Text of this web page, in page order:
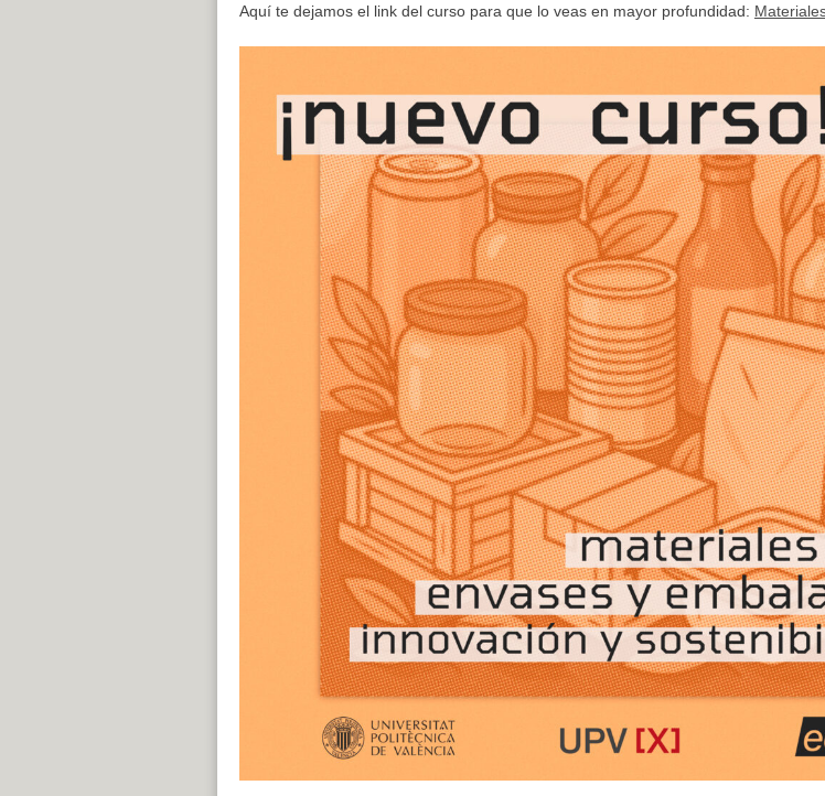
Aquí te dejamos el link del curso para que lo veas en mayor profundidad: